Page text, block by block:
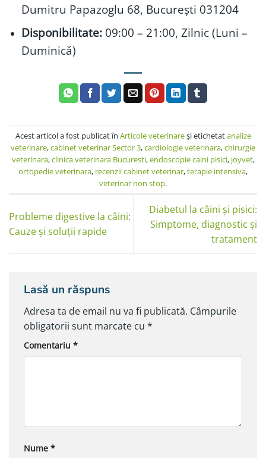
Dumitru Papazoglu 68, București 031204
Disponibilitate:09:00 – 21:00, Zilnic (Luni –
Duminică)
Acest articol a fost publicat în Articole veterinareşi etichetatanalize
veterinare,cabinet veterinar Sector 3,cardiologie veterinara,chirurgie
veterinara,clinica veterinara Bucuresti,endoscopie caini pisici, joyvet,
ortopedie veterinara, recenzii cabinet veterinar,terapie intensiva,
veterinar non stop.
Probleme digestive la câini:
Cauze și soluții rapide
Diabetul la câini și pisici:
Simptome, diagnostic și
tratament
Lasă un răspuns
Adresa ta de email nu va fi publicată. Câmpurile
obligatorii sunt marcate cu *
Comentariu *
Nume *